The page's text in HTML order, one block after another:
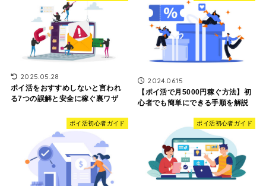
2025.05.28
ポイ活をおすすめしないと言われ
る7つの誤解と安全に稼ぐ裏ワザ
2024.06.15
【ポイ活で月5000円稼ぐ方法】初
心者でも簡単にできる手順を解説
ポイ活初心者ガイド ポイ活初心者ガイド